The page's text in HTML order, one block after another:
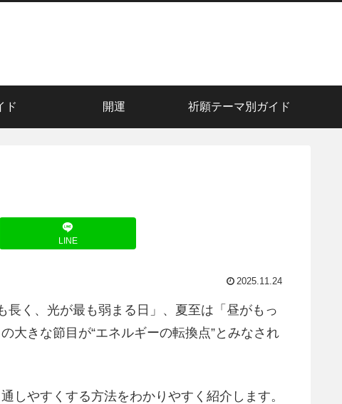
ド 開運 祈願テーマ別ガイド
LINE
2025.11.24
く、光が最も弱まる日」、夏至は「昼がもっ
大きな節目が“エネルギーの転換点”とみなされ
しやすくする方法をわかりやすく紹介します。